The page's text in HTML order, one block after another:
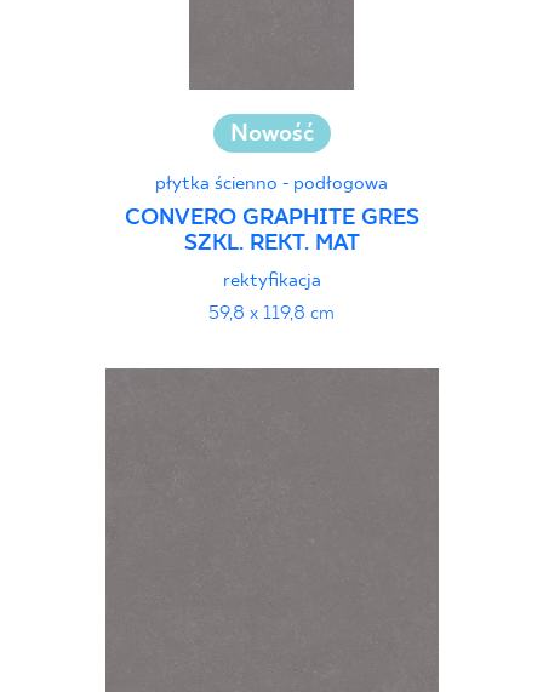
Nowość
płytka ścienno - podłogowa
CONVERO GRAPHITE GRES
SZKL. REKT. MAT
rektyfikacja
59,8 x 119,8 cm